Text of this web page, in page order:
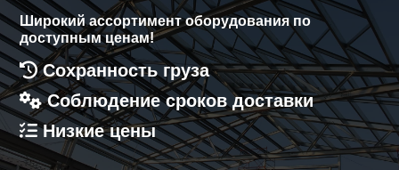
Широкий ассортимент оборудования по
доступным ценам!
Сохранность груза
Соблюдение сроков доставки
Низкие цены